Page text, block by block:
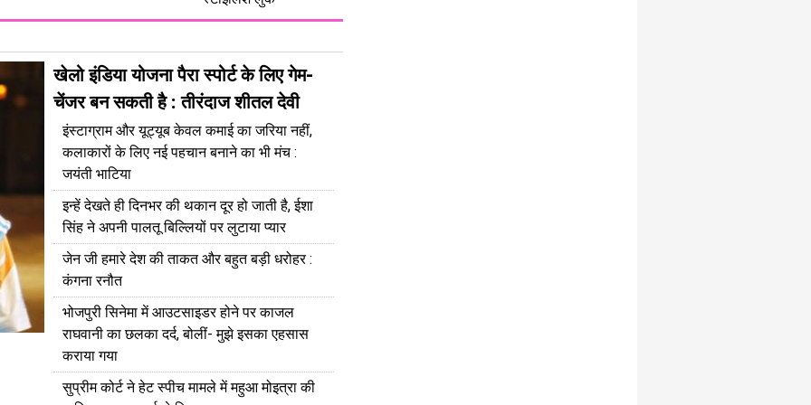
खेलो इंडिया योजना पैरा स्पोर्ट के लिए गेम-
चेंजर बन सकती है : तीरंदाज शीतल देवी
इंस्टाग्राम और यूट्यूब केवल कमाई का जरिया नहीं,
कलाकारों के लिए नई पहचान बनाने का भी मंच :
जयंती भाटिया
इन्हें देखते ही दिनभर की थकान दूर हो जाती है, ईशा
सिंह ने अपनी पालतू बिल्लियों पर लुटाया प्यार
जेन जी हमारे देश की ताकत और बहुत बड़ी धरोहर :
कंगना रनौत
भोजपुरी सिनेमा में आउटसाइडर होने पर काजल
राघवानी का छलका दर्द, बोलीं- मुझे इसका एहसास
कराया गया
सुप्रीम कोर्ट ने हेट स्पीच मामले में महुआ मोइत्रा की